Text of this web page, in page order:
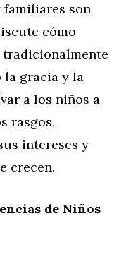
son
cómo
la gracia y la
a los niños a
rasgos,
intereses y
crecen.
de Niños